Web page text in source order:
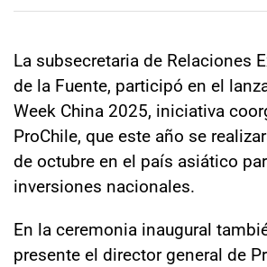
La subsecretaria de Relaciones
de la Fuente, participó en el
Week China 2025, iniciativa
ProChile, que este año se
de octubre en el país asiático
inversiones nacionales.
En la ceremonia inaugural
presente el director general de